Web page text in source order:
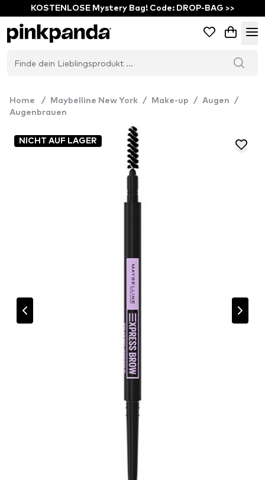
KOSTENLOSE Mystery Bag! Code: DROP-BAG >>
Home / Maybelline New York / Make-up / Augen
/
Augenbrauen
NICHT AUF LAGER